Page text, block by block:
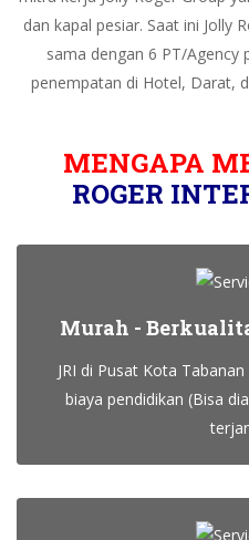
dan kapal pesiar. Saat ini Jolly
sama dengan 6 PT/Agency
penempatan di Hotel, Darat,
MENGAPA
ROGER
Murah -
JRI di Pusat Kota
biaya pendidikan (Bisa